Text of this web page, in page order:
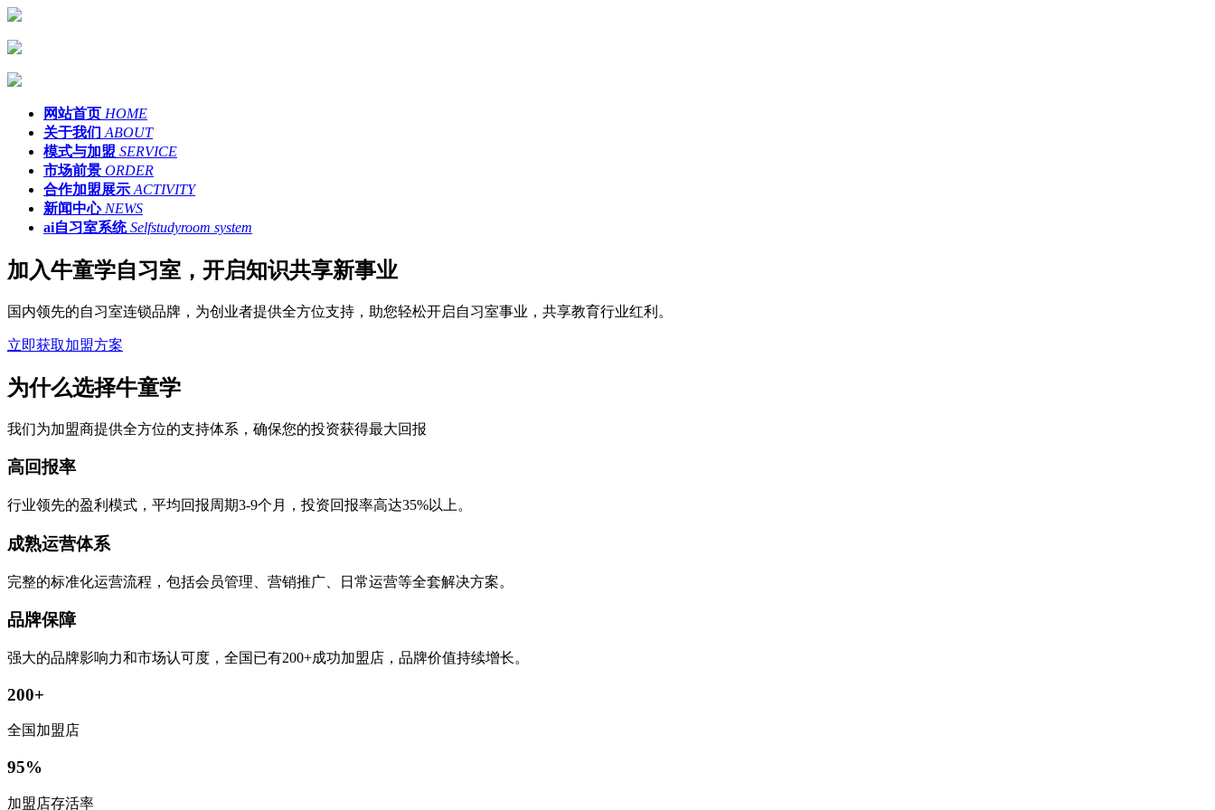
网站首页 HOME
关于我们 ABOUT
模式与加盟 SERVICE
市场前景 ORDER
合作加盟展示 ACTIVITY
新闻中心 NEWS
ai自习室系统 Selfstudyroom system
加入牛童学自习室，开启知识共享新事业
国内领先的自习室连锁品牌，为创业者提供全方位支持，助您轻松开启自习室事业，共享教育行业红利。
立即获取加盟方案
为什么选择牛童学
我们为加盟商提供全方位的支持体系，确保您的投资获得最大回报
高回报率
行业领先的盈利模式，平均回报周期3-9个月，投资回报率高达35%以上。
成熟运营体系
完整的标准化运营流程，包括会员管理、营销推广、日常运营等全套解决方案。
品牌保障
强大的品牌影响力和市场认可度，全国已有200+成功加盟店，品牌价值持续增长。
200+
全国加盟店
95%
加盟店存活率